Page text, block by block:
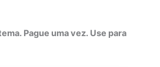
Pague uma vez. Use para